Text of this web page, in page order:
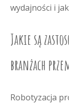
wydajności i
Jakie są
branżach
Robotyzacja